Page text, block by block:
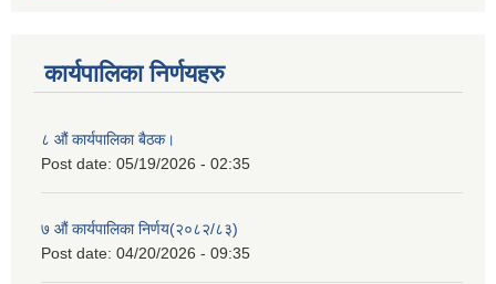
कार्यपालिका निर्णयहरु
८ औं कार्यपालिका बैठक।
Post date: 05/19/2026 - 02:35
७ औं कार्यपालिका निर्णय(२०८२/८३)
Post date: 04/20/2026 - 09:35